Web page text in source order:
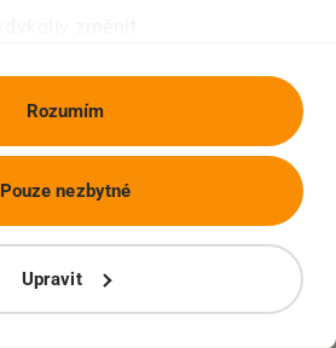
Rozumím
Upravit
Pouze nezbytné